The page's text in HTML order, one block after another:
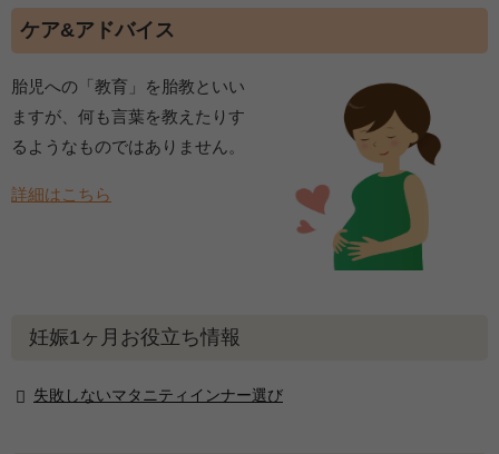
ケア&アドバイス
胎児への「教育」を胎教といい
ますが、何も言葉を教えたりす
るようなものではありません。
詳細はこちら
妊娠1ヶ月お役立ち情報
失敗しないマタニティインナー選び